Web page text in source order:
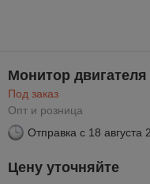
Монитор
Под заказ
Опт и розница
Отправка с 18 августа
Цену уточняйте